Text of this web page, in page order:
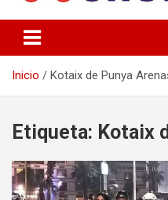
Patines y
Inicio Kotaix de Punya
Etiqueta: Kotaix